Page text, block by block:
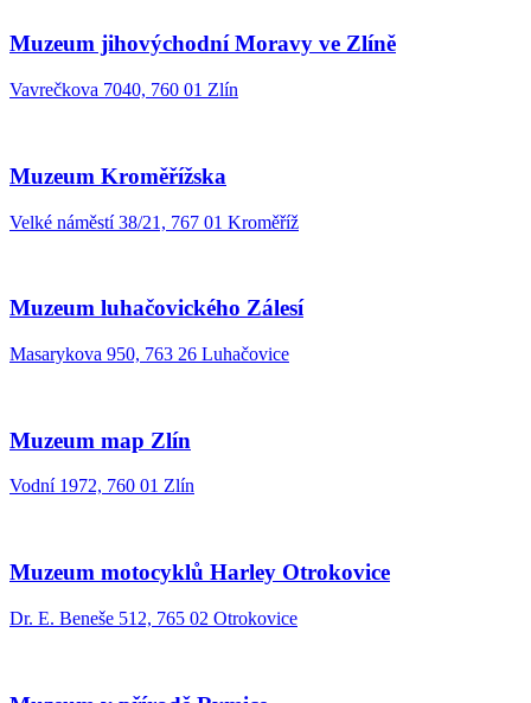
Muzeum jihovýchodní Moravy ve Zlíně
Vavrečkova 7040, 760 01 Zlín
Muzeum Kroměřížska
Velké náměstí 38/21, 767 01 Kroměříž
Muzeum luhačovického Zálesí
Masarykova 950, 763 26 Luhačovice
Muzeum map Zlín
Vodní 1972, 760 01 Zlín
Muzeum motocyklů Harley Otrokovice
Dr. E. Beneše 512, 765 02 Otrokovice